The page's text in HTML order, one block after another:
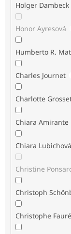
Holger Dambeck
Honor Ayresová
Humberto R.
Charles Journet
Charlotte
Chiara Amirante
Chiara Lubichová
Christine
Christoph
Christophe Fauré